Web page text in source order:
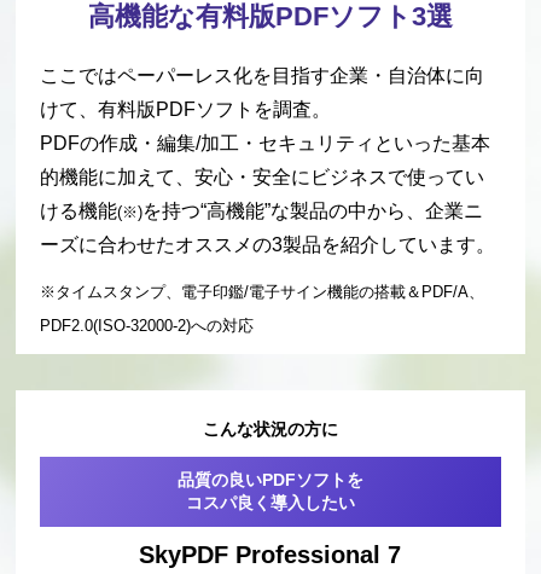
高機能な有料版PDFソフト3選
ここではペーパーレス化を目指す企業・自治体に向
けて、有料版PDFソフトを調査。
PDFの作成・編集/加工・セキュリティといった基本
的機能に加えて、安心・安全にビジネスで使ってい
ける機能(※)を持つ“高機能”な製品の中から、企業ニ
ーズに合わせたオススメの3製品を紹介しています。
※タイムスタンプ、電子印鑑/電子サイン機能の搭載＆PDF/A、
PDF2.0(ISO-32000-2)への対応
こんな状況の方に
品質の良いPDFソフトを
コスパ良く導入したい
SkyPDF Professional 7